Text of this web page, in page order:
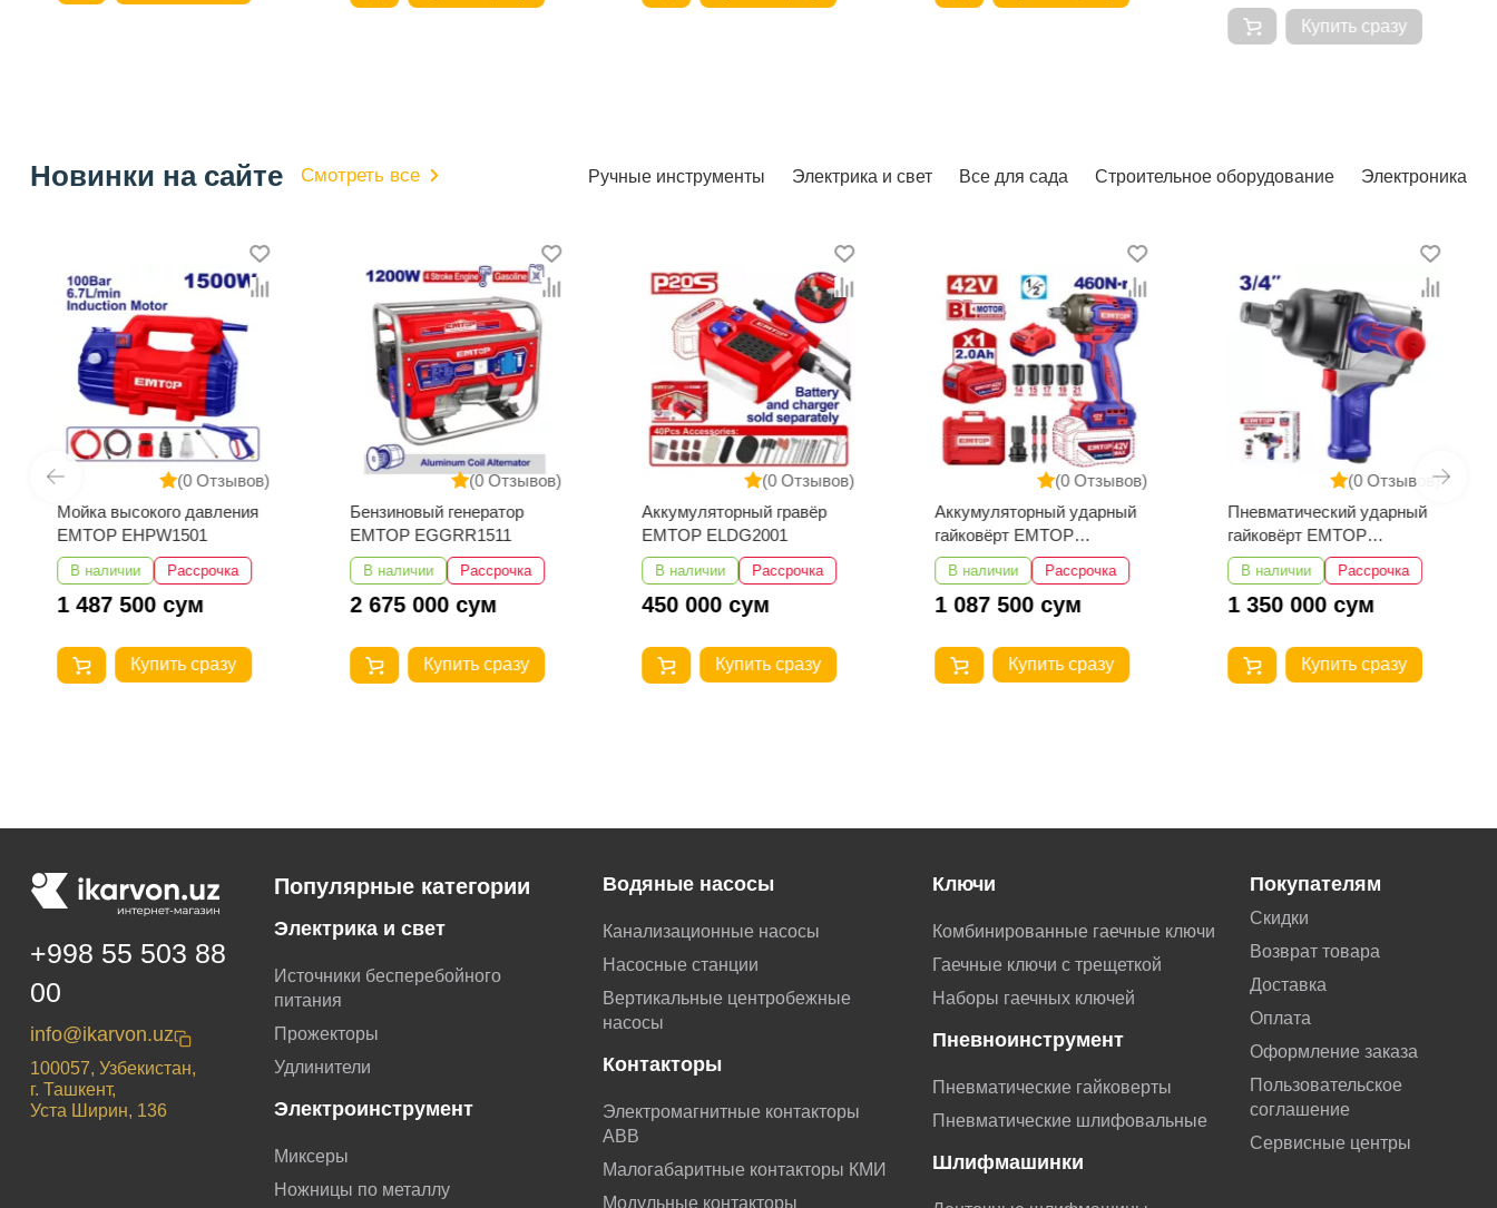
Купить сразу
Новинки на сайте Смотреть все Ручные инструменты Электрика и свет Все для сада Строительное оборудование Электроника
(0 Отзывов)
Мойка высокого давления
EMTOP EHPW1501
В наличии Рассрочка
1 487 500 сум
Купить сразу
(0 Отзывов)
Бензиновый генератор
EMTOP EGGRR1511
В наличии Рассрочка
2 675 000 сум
Купить сразу
(0 Отзывов)
Аккумуляторный гравёр
EMTOP ELDG2001
В наличии Рассрочка
450 000 сум
Купить сразу
(0 Отзывов)
Аккумуляторный ударный
гайковёрт EMTOP
ECIWL42461
В наличии Рассрочка
1 087 500 сум
Купить сразу
(0 Отзывов)
Пневматический ударный
гайковёрт EMTOP
EATL341601
В наличии Рассрочка
1 350 000 сум
Купить сразу
+998 55 503 88
00
info@ikarvon.uz
100057, Узбекистан,
г. Ташкент,
Уста Ширин, 136
Популярные категории
Электрика и свет
Источники бесперебойного
питания
Прожекторы
Удлинители
Электроинструмент
Миксеры
Ножницы по металлу
Водяные насосы
Канализационные насосы
Насосные станции
Вертикальные центробежные
насосы
Контакторы
Электромагнитные контакторы
АВВ
Малогабаритные контакторы КМИ
Модульные контакторы
Ключи
Комбинированные гаечные ключи
Гаечные ключи с трещеткой
Наборы гаечных ключей
Пневноинструмент
Пневматические гайковерты
Пневматические шлифовальные
Шлифмашинки
Покупателям
Скидки
Возврат товара
Доставка
Оплата
Оформление заказа
Пользовательское
соглашение
Сервисные центры